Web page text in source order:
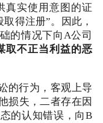
真实使用意图的证
得注册”。因此，
的情况下向A公司
取不正当利益的恶
行为，客观上导
损失，二者存在因
的认知错误，向B